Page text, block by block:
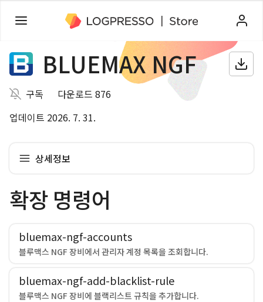
BLUEMAX NGF
구독
다운로드 876
업데이트 2026. 7. 31.
상세정보
확장 명령어
bluemax-ngf-accounts
블루맥스 NGF 장비에서 관리자 계정 목록을 조회합니다.
bluemax-ngf-add-blacklist-rule
블루맥스 NGF 장비에 블랙리스트 규칙을 추가합니다.